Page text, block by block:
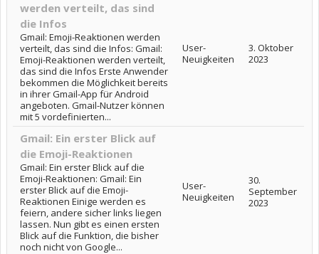
werden verteilt, das sind
die Infos
Gmail: Emoji-Reaktionen werden
verteilt, das sind die Infos: Gmail:
Emoji-Reaktionen werden verteilt,
das sind die Infos Erste Anwender
bekommen die Möglichkeit bereits
in ihrer Gmail-App für Android
angeboten. Gmail-Nutzer können
mit 5 vordefinierten...
User-
Neuigkeiten
3. Oktober
2023
Gmail: Ein erster Blick auf
die Emoji-Reaktionen
Gmail: Ein erster Blick auf die
Emoji-Reaktionen: Gmail: Ein
erster Blick auf die Emoji-
Reaktionen Einige werden es
feiern, andere sicher links liegen
lassen. Nun gibt es einen ersten
Blick auf die Funktion, die bisher
noch nicht von Google...
User-
Neuigkeiten
30.
September
2023